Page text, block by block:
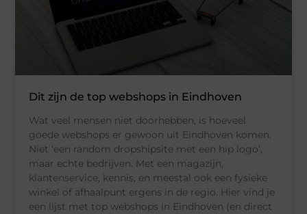
Dit zijn de top webshops in Eindhoven
Wat veel mensen niet doorhebben, is hoeveel
goede webshops er gewoon uit Eindhoven komen.
Niet ‘een random dropshipsite met een hip logo’,
maar echte bedrijven. Met een magazijn,
klantenservice, kennis, en meestal ook een fysieke
winkel of afhaalpunt ergens in de regio. Hier vind je
een lijst met top webshops in Eindhoven (en direct